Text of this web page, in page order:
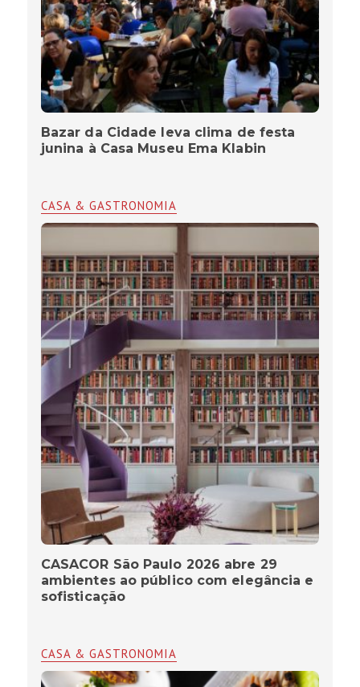
Bazar da Cidade leva clima de festa
junina à Casa Museu Ema Klabin
CASA & GASTRONOMIA
CASACOR São Paulo 2026 abre 29
ambientes ao público com elegância e
sofisticação
CASA & GASTRONOMIA